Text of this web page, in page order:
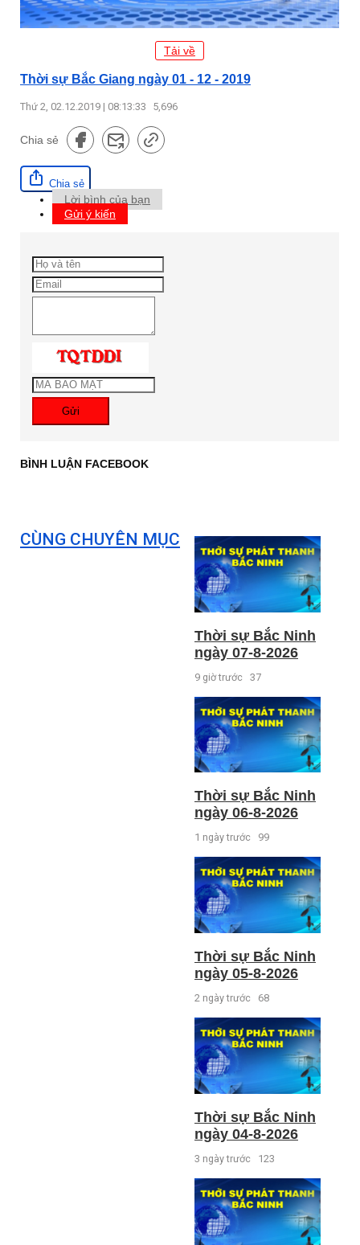
Tải về
Thời sự Bắc Giang ngày 01 - 12 - 2019
Thứ 2, 02.12.2019 | 08:13:33 5,696
Chia sẻ
Chia sẻ
Lời bình của bạn
Gửi ý kiến
Gửi
BÌNH LUẬN FACEBOOK
CÙNG CHUYÊN MỤC
Thời sự Bắc Ninh
ngày 07-8-2026
9 giờ trước 37
Thời sự Bắc Ninh
ngày 06-8-2026
1 ngày trước 99
Thời sự Bắc Ninh
ngày 05-8-2026
2 ngày trước 68
Thời sự Bắc Ninh
ngày 04-8-2026
3 ngày trước 123